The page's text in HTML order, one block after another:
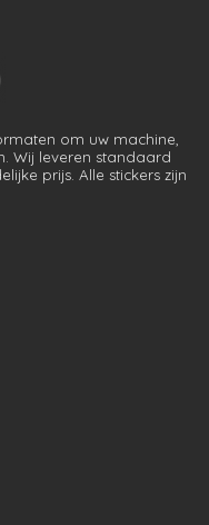
om uw machine,
Wij leveren standaard
prijs. Alle stickers zijn